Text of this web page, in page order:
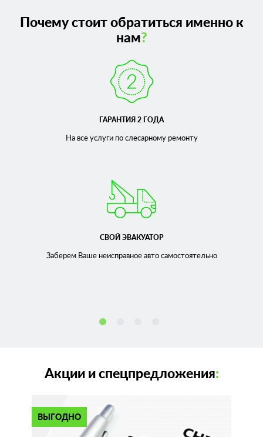
Почему стоит обратиться именно к
нам?
ГАРАНТИЯ 2 ГОДА
На все услуги по слесарномуремонту
СВОЙ ЭВАКУАТОР
Заберем Ваше неисправноеавто самостоятельно
Акции и спецпредложения:
ВЫГОДНО